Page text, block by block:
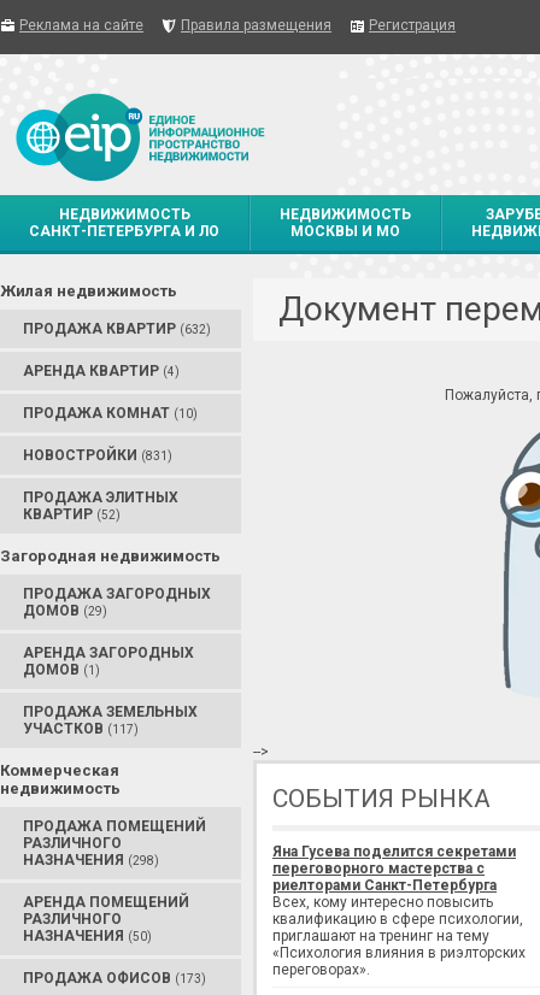
Реклама на сайте Правила размещения Регистрация
НЕДВИЖИМОСТЬ
САНКТ-ПЕТЕРБУРГА И ЛО
НЕДВИЖИМОСТЬ
МОСКВЫ И МО
Жилая недвижимость
ПРОДАЖА КВАРТИР (632)
АРЕНДА КВАРТИР (4)
ПРОДАЖА КОМНАТ (10)
НОВОСТРОЙКИ (831)
ПРОДАЖА ЭЛИТНЫХ
КВАРТИР (52)
Загородная недвижимость
ПРОДАЖА ЗАГОРОДНЫХ
ДОМОВ (29)
АРЕНДА ЗАГОРОДНЫХ
ДОМОВ (1)
ПРОДАЖА ЗЕМЕЛЬНЫХ
УЧАСТКОВ (117)
Коммерческая
недвижимость
ПРОДАЖА ПОМЕЩЕНИЙ
РАЗЛИЧНОГО
НАЗНАЧЕНИЯ (298)
АРЕНДА ПОМЕЩЕНИЙ
РАЗЛИЧНОГО
НАЗНАЧЕНИЯ (50)
ПРОДАЖА ОФИСОВ (173)
Документ
Пожалуйста,
-->
СОБЫТИЯ РЫНКА
Яна Гусева поделится секретами
переговорного мастерства с
риелторами Санкт-Петербурга
Всех, кому интересно повысить
квалификацию в сфере психологии,
приглашают на тренинг на тему
«Психология влияния в риэлторских
переговорах».